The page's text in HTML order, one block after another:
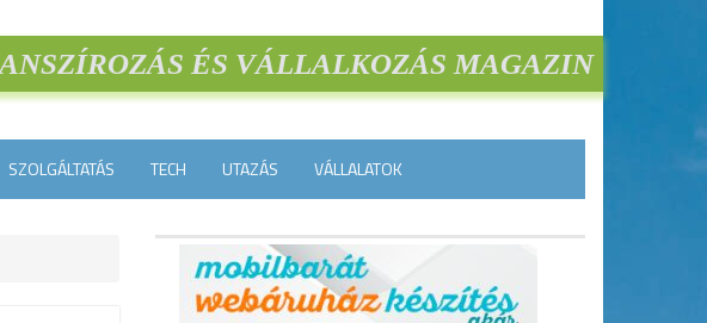
ÉS VÁLLALKOZÁS MAGAZIN
SZOLGÁLTATÁS TECH UTAZÁS VÁLLALATOK